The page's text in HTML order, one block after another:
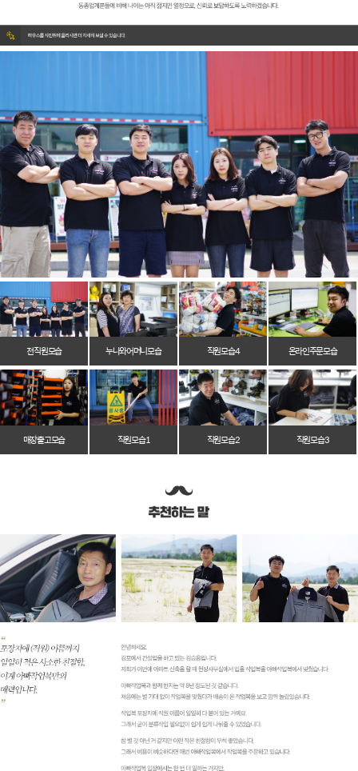
전 직원 모습 누나와 어머니 모습 직원 모습 4 온라인 주문 모습
매장 출고 모습 직원 모습 1 직원 모습 2 직원 모습 3